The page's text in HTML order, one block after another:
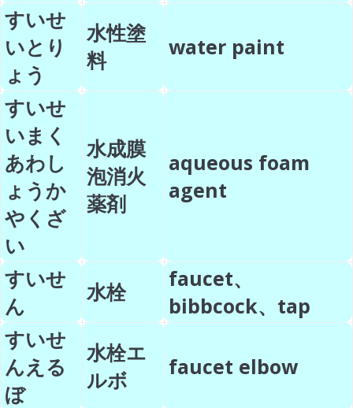
すいせ
いとり
ょう
水性塗
料
water paint
すいせ
いまく
あわし
ょうか
やくざ
い
水成膜
泡消火
薬剤
aqueous foam
agent
すいせ
ん
水栓
faucet、
bibbcock、tap
すいせ
んえる
ぼ
水栓エ
ルボ
faucet elbow